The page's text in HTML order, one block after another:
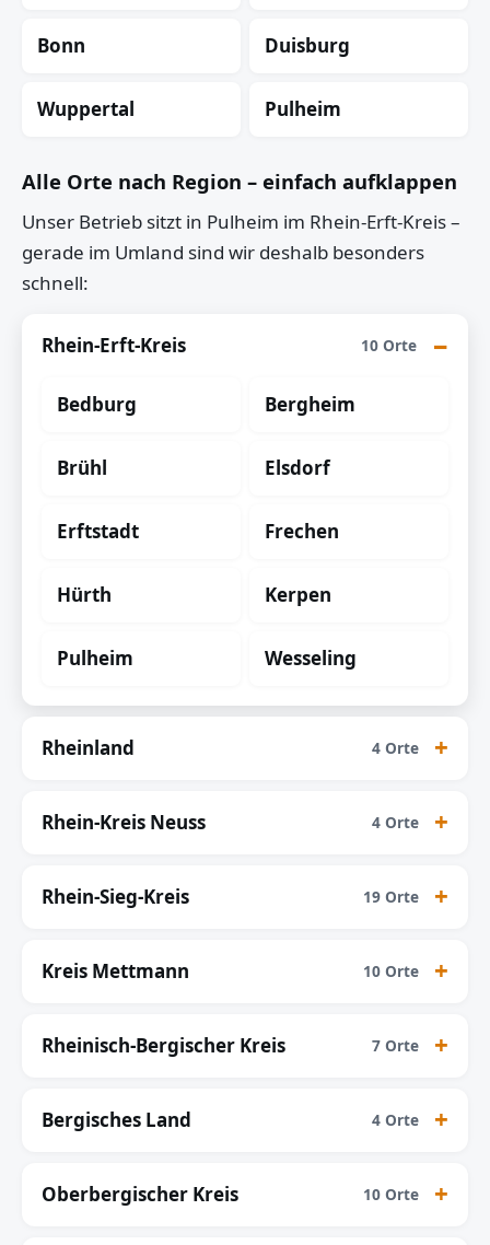
Bonn Duisburg
Wuppertal Pulheim
Alle Orte nach Region – einfach aufklappen
Unser Betrieb sitzt in Pulheim im Rhein-Erft-Kreis –
gerade im Umland sind wir deshalb besonders
schnell:
Rhein-Erft-Kreis 10 Orte
Bedburg Bergheim
Brühl Elsdorf
Erftstadt Frechen
Hürth Kerpen
Pulheim Wesseling
Rheinland 4 Orte
Rhein-Kreis Neuss 4 Orte
Rhein-Sieg-Kreis 19 Orte
Kreis Mettmann 10 Orte
Rheinisch-Bergischer Kreis 7 Orte
Bergisches Land 4 Orte
Oberbergischer Kreis 10 Orte